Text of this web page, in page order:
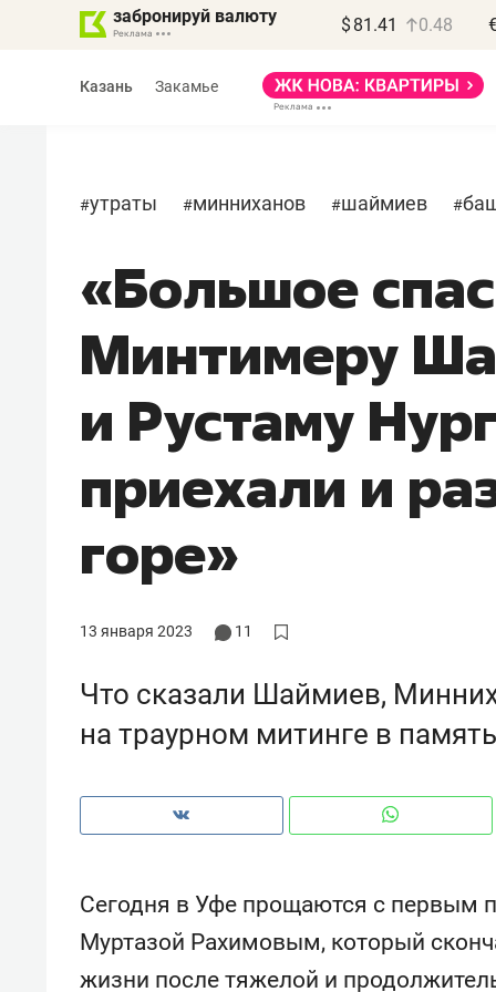
забронируй валюту $ 81.41 0.48
Казань Закамье
#утраты #минниханов #шаймиев #
«Большое
Минтимеру
и Рустаму
приехали и
горе»
13 января 2023 11
Что сказали Шаймиев,
на траурном митинге в
Сегодня в Уфе прощаются с первым
Муртазой Рахимовым, который
жизни после тяжелой и
Василь Мазитов
МАРТ
«Не зная местных
правил, бизнес может
потерять минимум
полгода»
Как бизнесу выйти на зарубежные
рынки, почему надо знать
Рекомендуем
Как ГК «МИР ГРУПП» и ВТБ
создают оазис жилого
комфорта под Казанью
150
ID